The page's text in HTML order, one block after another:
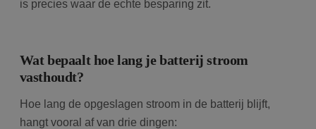
is precies waar de echte besparing zit.
Wat bepaalt hoe lang je batterij stroom
vasthoudt?
Hoe lang de opgeslagen stroom in de batterij blijft,
hangt vooral af van drie dingen: